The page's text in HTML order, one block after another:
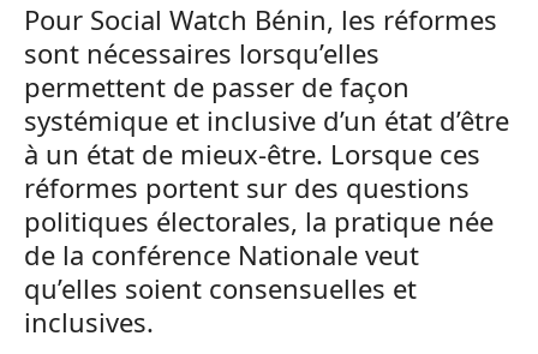
Pour Social Watch Bénin, les réformes
sont nécessaires lorsqu’elles
permettent de passer de façon
systémique et inclusive d’un état d’être
à un état de mieux-être. Lorsque ces
réformes portent sur des questions
politiques électorales, la pratique née
de la conférence Nationale veut
qu’elles soient consensuelles et
inclusives.